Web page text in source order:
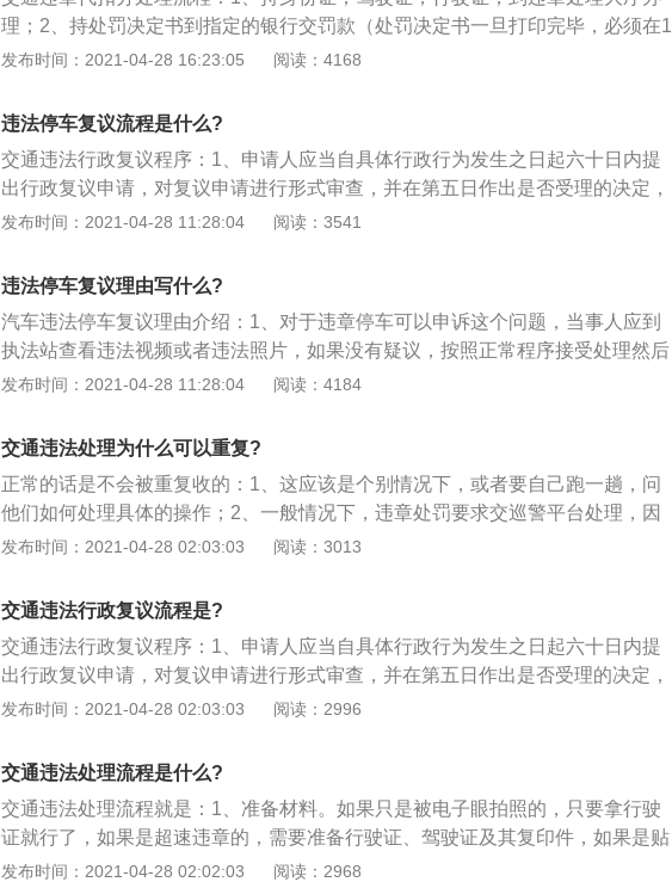
理；2、持处罚决定书到指定的银行交罚款（处罚决定书一旦打印完毕，必须在1
5日内交罚款，超过15天的，每天收取3%的滞纳金，滞纳金的总额不能超过罚款
若违法信息没有了，票据就可以扔了，但如果网上还有违法信息没消掉，那就拿
着交款单子到交警队的法制科说明情况，经过工作人员确认后，你的违法信息将
直接删除；4、注意：交警现场给驾驶人开的罚单15日后不缴纳会有滞纳金，电
子眼拍到的违章记录或驾驶人不在现场贴在车上的罚单都没有滞纳金。
发布时间：2021-04-28 16:23:05 阅读：4168
违法停车复议流程是什么?
交通违法行政复议程序：1、申请人应当自具体行政行为发生之日起六十日内提
出行政复议申请，对复议申请进行形式审查，并在第五日作出是否受理的决定，
对不受理的行政复议申请作出不受理的决定，符合行政复议法的规定，并书面通
请人向有关复议机关提出符合行政复议法规定的行政复议申请，本机关受理的行
政复议法，自收到复议申请之日起受理；3、复议机关法定工作机构应当进行书
面审查，必要时可以向有关组织和人员了解情况，提出复议意见，报审查机关负
责人或者集体讨论决定。
发布时间：2021-04-28 11:28:04 阅读：3541
违法停车复议理由写什么?
汽车违法停车复议理由介绍：1、对于违章停车可以申诉这个问题，当事人应到
执法站查看违法视频或者违法照片，如果没有疑议，按照正常程序接受处理然后
去银行缴纳罚款；2、如果有疑议，可以向执法站工作人员陈述或者申辩，理由
应该先接受处理，然后按照处罚决定书上的提示，到相应支队的法制部门提起行
政复议，或者到人民法院提起行政诉讼。
发布时间：2021-04-28 11:28:04 阅读：4184
交通违法处理为什么可以重复?
正常的话是不会被重复收的：1、这应该是个别情况下，或者要自己跑一趟，问
他们如何处理具体的操作；2、一般情况下，违章处罚要求交巡警平台处理，因
为大部分违章记录都是车辆违章记录，而且没有当事人，所以当事人需要到巡警
号码到银行网点缴纳交通罚款。
发布时间：2021-04-28 02:03:03 阅读：3013
交通违法行政复议流程是?
交通违法行政复议程序：1、申请人应当自具体行政行为发生之日起六十日内提
出行政复议申请，对复议申请进行形式审查，并在第五日作出是否受理的决定，
对不受理的行政复议申请作出不受理的决定，符合行政复议法的规定，并书面通
请人向有关复议机关提出符合行政复议法规定的行政复议申请，本机关受理的行
政复议法，自收到复议申请之日起受理；3、复议机关法定工作机构应当进行书
面审查，必要时可以向有关组织和人员了解情况，提出复议意见，报审查机关负
责人或者集体讨论决定。
发布时间：2021-04-28 02:03:03 阅读：2996
交通违法处理流程是什么?
交通违法处理流程就是：1、准备材料。如果只是被电子眼拍照的，只要拿行驶
证就行了，如果是超速违章的，需要准备行驶证、驾驶证及其复印件，如果是贴
违章告知单的，就要拿决定书和行驶证了；2、去车管所。材料准备好后，到车
发布时间：2021-04-28 02:02:03 阅读：2968